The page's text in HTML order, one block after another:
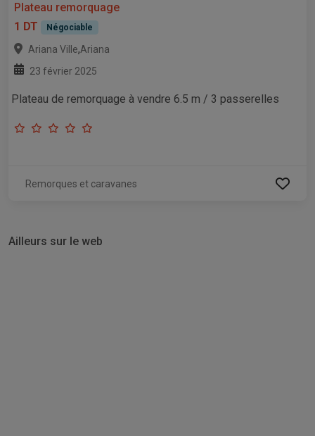
Plateau remorquage
1 DT
Négociable
Ariana Ville,Ariana
23 février 2025
Plateau de remorquage à vendre 6.5 m / 3 passerelles
Remorques et caravanes
Ailleurs sur le web